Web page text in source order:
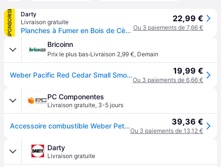
SPONSORISÉ
Darty
Livraison gratuite
Planches à Fumer en Bois de Cèdre pour tous barbecues x2
22,99 €
Ou 3 paiements de 7,66 €
Bricoinn
Prix le plus bas·Livraison 2,99 €, Demain
Weber Pacific Red Cedar Small Smoking Table 2 Units Clair 19,99 €
Ou 3 paiements de 6,66 €
PC Componentes
Livraison gratuite, 3-5 jours
Accessoire combustible Weber Petit Paquet de Cèdre pour Fumage Bois Marron 39,36 €
Ou 3 paiements de 13,12 €
Darty
Livraison gratuite